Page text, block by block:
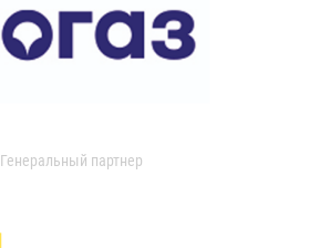
Генеральный партнер